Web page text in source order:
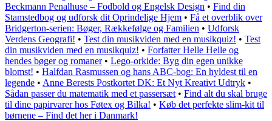
Beckmann Penalhuse – Fodbold og Engelsk Design • Find din
Stamstedbog og udforsk dit Oprindelige Hjem • Få et overblik over
Bridgerton-serien: Bøger, Rækkefølge og Familien • Udforsk
Verdens Geografi! • Test din musikviden med en musikquiz! • Test
din musikviden med en musikquiz! • Forfatter Helle Helle og
hendes bøger og romaner• Lego-orkide: Byg din egen unikke
blomst! • Halfdan Rasmussen og hans ABC-bog: En hyldest til en
legende • Anne Berests Postkortet DK: Et Nyt Kreativt Udtryk •
Sådan passer du matematik med et passersæt • Find alt du skal bruge
til dine papirvarer hos Føtex og Bilka! • Køb det perfekte slim-kit til
børnene – Find det her i Danmark!